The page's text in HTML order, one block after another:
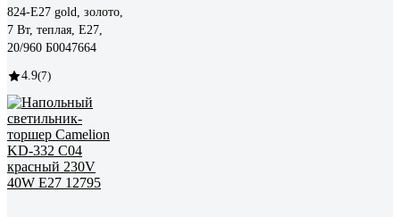
824-E27 gold, золото,
7 Вт, теплая, E27,
20/960 Б0047664
4.9(7)